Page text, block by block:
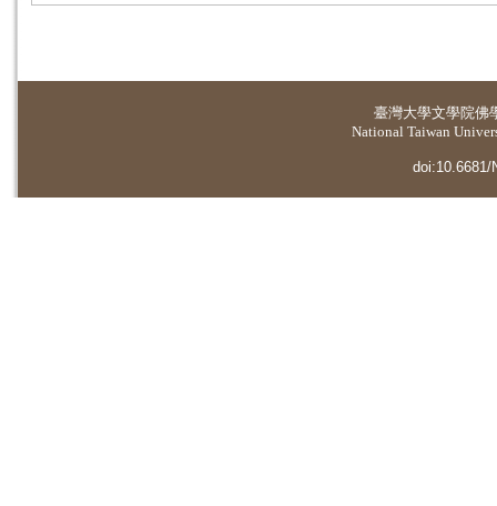
臺灣大學文學院佛
National Taiwan
doi:10.6681/